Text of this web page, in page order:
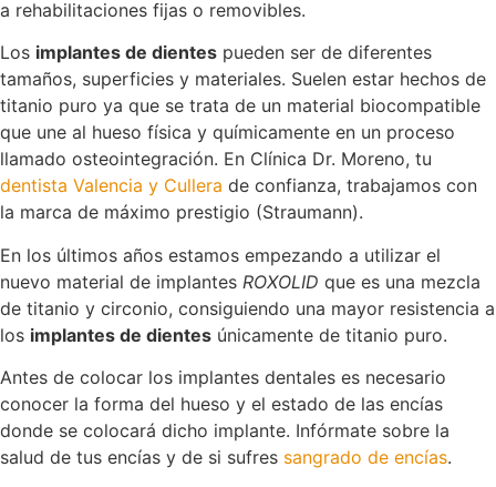
a rehabilitaciones fijas o removibles.
Los implantes de dientes pueden ser de diferentes
tamaños, superficies y materiales. Suelen estar hechos de
titanio puro ya que se trata de un material biocompatible
que une al hueso física y químicamente en un proceso
llamado osteointegración. En Clínica Dr. Moreno, tu
dentista Valencia y Cullera de confianza, trabajamos con
la marca de máximo prestigio (Straumann).
En los últimos años estamos empezando a utilizar el
nuevo material de implantes ROXOLID que es una mezcla
de titanio y circonio, consiguiendo una mayor resistencia a
los implantes de dientes únicamente de titanio puro.
Antes de colocar los implantes dentales es necesario
conocer la forma del hueso y el estado de las encías
donde se colocará dicho implante. Infórmate sobre la
salud de tus encías y de si sufres sangrado de encías.